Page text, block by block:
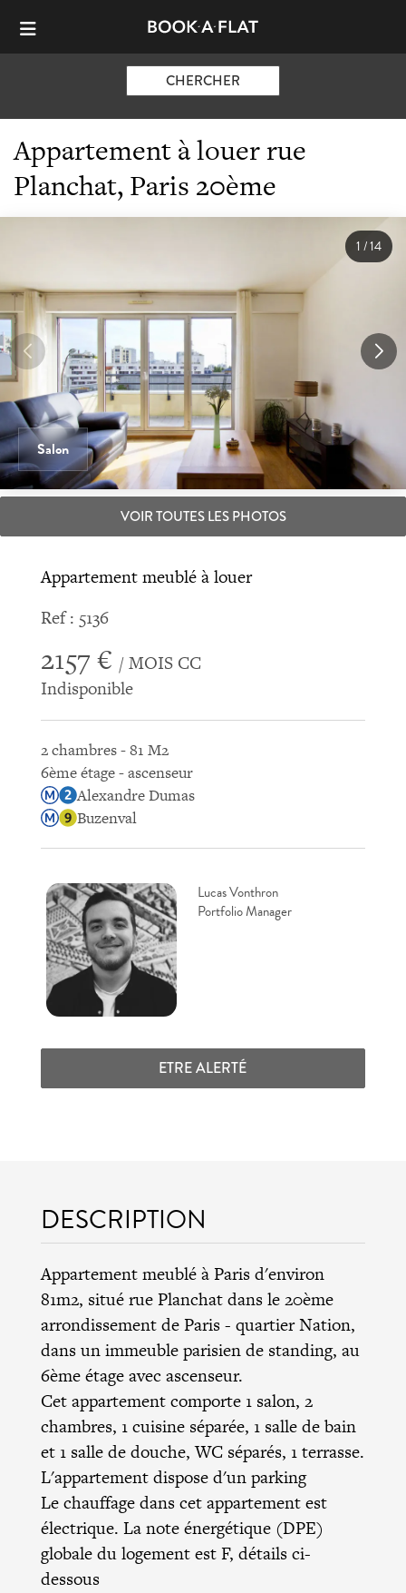
CHERCHER
Appartement à louer rue
Planchat, Paris 20ème
Salon
1/14
VOIR TOUTES LES PHOTOS
Appartement meublé à louer
Ref : 5136
2157 € / MOIS CC
Indisponible
2 chambres - 81 M2
6ème étage - ascenseur
Alexandre Dumas
Buzenval
Lucas Vonthron
Portfolio Manager
ETRE ALERTÉ
DESCRIPTION
Appartement meublé à Paris d'environ
81m2, situé rue Planchat dans le20ème
arrondissement de Paris- quartier Nation,
dans un immeuble parisien de standing, au
6ème étage avec ascenseur.
Cet appartement comporte 1 salon, 2
chambres, 1 cuisine séparée, 1 salle de bain
et 1 salle de douche, WC séparés, 1 terrasse.
L'appartement dispose d'un parking
Le chauffage dans cet appartement est
électrique. La note énergétique (DPE)
globale du logement est F, détails ci-
dessous